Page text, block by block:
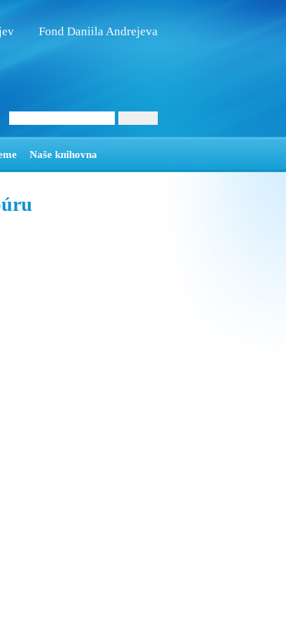
Fond Daniila Andrejeva
Naše knihovna